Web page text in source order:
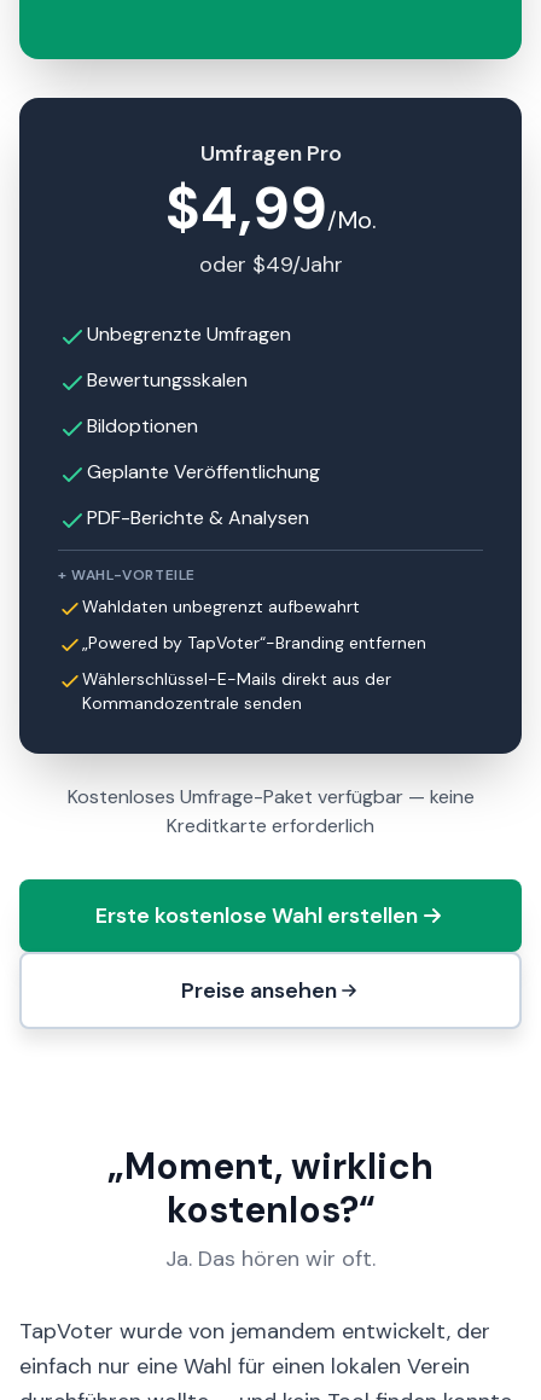
Umfragen Pro
$4,99/Mo.
oder $49/Jahr
Unbegrenzte Umfragen
Bewertungsskalen
Bildoptionen
Geplante Veröffentlichung
PDF-Berichte & Analysen
+ WAHL-VORTEILE
Wahldaten unbegrenzt aufbewahrt
„Powered by TapVoter“-Branding entfernen
Wählerschlüssel-E-Mails direkt aus der
Kommandozentrale senden
Kostenloses Umfrage-Paket verfügbar — keine
Kreditkarte erforderlich
Erste kostenlose Wahl erstellen
Preise ansehen
„Moment, wirklich
kostenlos?“
Ja. Das hören wir oft.
TapVoter wurde von jemandem entwickelt, der
einfach nur eine Wahl für einen lokalen Verein